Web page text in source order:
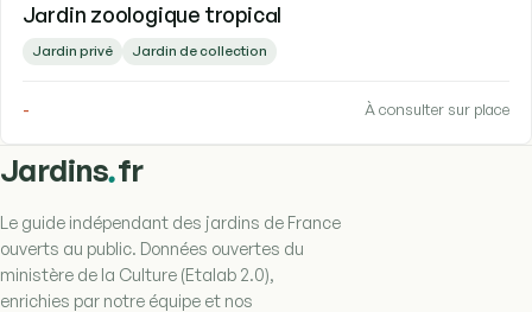
Jardin zoologique tropical
Jardin privé Jardin de collection
- À consulter sur place
Jardins.fr
Le guide indépendant des jardins de France
ouverts au public. Données ouvertes du
ministère de la Culture (Etalab 2.0),
enrichies par notre équipe et nos